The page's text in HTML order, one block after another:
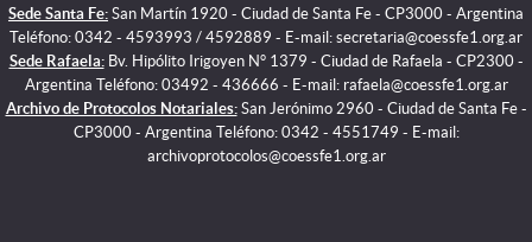
Sede Santa Fe: San Martín 1920 - Ciudad de Santa Fe - CP3000 - Argentina
Teléfono: 0342 - 4593993 / 4592889 - E-mail: secretaria@coessfe1.org.ar
Sede Rafaela:Bv. Hipólito Irigoyen N° 1379 - Ciudad de Rafaela - CP2300 -
Argentina Teléfono: 03492 - 436666 - E-mail: rafaela@coessfe1.org.ar
Archivo de Protocolos Notariales:San Jerónimo 2960 - Ciudad de Santa Fe -
CP3000 - Argentina Teléfono: 0342 - 4551749 - E-mail:
archivoprotocolos@coessfe1.org.ar